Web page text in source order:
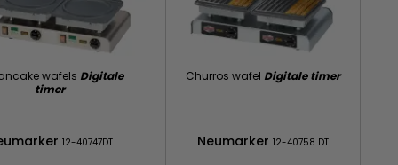
wafels Digitale
timer
12-40747DT
Churros wafel Digitale timer
Neumarker 12-40758 DT